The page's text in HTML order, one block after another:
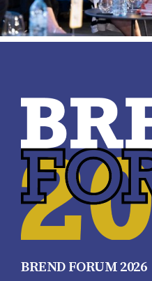
BREND FORUM 2026